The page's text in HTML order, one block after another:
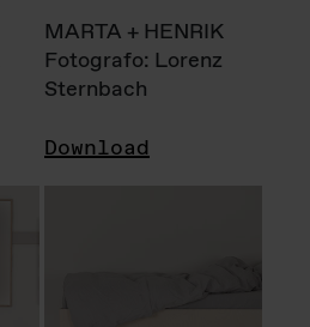
MARTA + HENRIK
Fotografo: Lorenz
Sternbach
Download